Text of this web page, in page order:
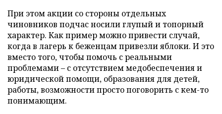
При этом акции со стороны отдельных
чиновников подчас носили глупый и топорный
характер. Как пример можно привести случай,
когда в лагерь к беженцам привезли яблоки. И это
вместо того, чтобы помочь с реальными
проблемами – с отсутствием медобеспечения и
юридической помощи, образования для детей,
работы, возможности просто поговорить с кем-то
понимающим.